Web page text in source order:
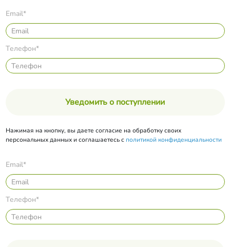
Email*
Телефон*
Уведомить о поступлении
Нажимая на кнопку, вы даете согласие на обработку своих
персональных данных и соглашаетесь с политикой конфиденциальности
Email*
Телефон*